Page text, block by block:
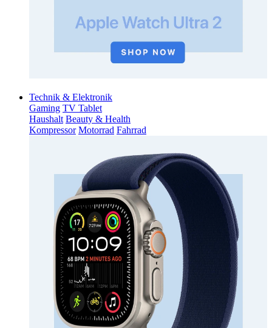
Technik & Elektronik
Gaming TV Tablet
Haushalt Beauty & Health
Kompressor Motorrad Fahrrad